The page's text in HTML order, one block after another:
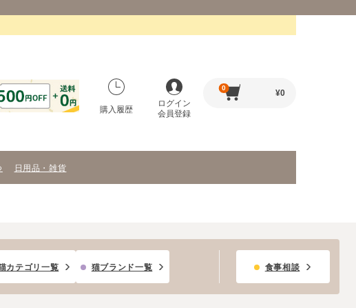
購入履歴
ログイン
会員登録
0
¥0
日用品・雑貨
カテゴリ一覧 猫ブランド一覧 食事相談